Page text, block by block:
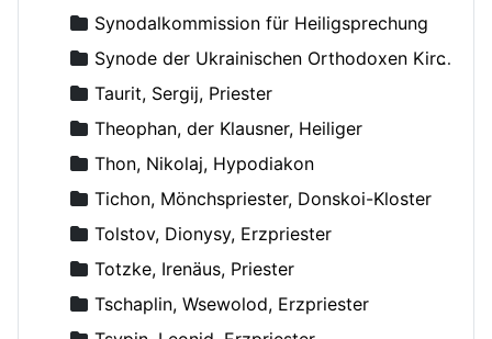
Synodalkommission für Heiligsprechung
Synode der Ukrainischen Orthodoxen Kirche
Taurit, Sergij, Priester
Theophan, der Klausner, Heiliger
Thon, Nikolaj, Hypodiakon
Tichon, Mönchspriester, Donskoi-Kloster
Tolstov, Dionysy, Erzpriester
Totzke, Irenäus, Priester
Tschaplin, Wsewolod, Erzpriester